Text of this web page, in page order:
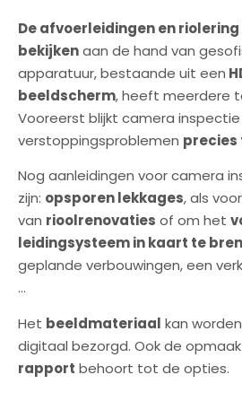
De afvoerleidingen en
bekijkenaan de hand van
apparatuur, bestaande uit een
beeldscherm, heeft meerdere
Vooreerst blijkt camera
verstoppingsproblemen precies
Nog aanleidingen voor camera
zijn: opsporen lekkages, als
van rioolrenovaties of om het
leidingsysteem in kaart te
geplande verbouwingen, een
…
Het beeldmateriaal kan
digitaal bezorgd. Ook de
rapport behoort tot de opties.